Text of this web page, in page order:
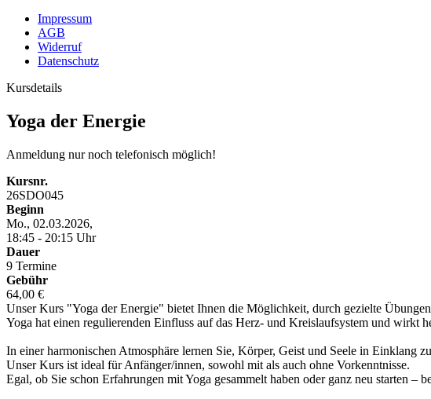
Impressum
AGB
Widerruf
Datenschutz
Kursdetails
Yoga der Energie
Anmeldung nur noch telefonisch möglich!
Kursnr.
26SDO045
Beginn
Mo., 02.03.2026,
18:45 - 20:15 Uhr
Dauer
9 Termine
Gebühr
64,00 €
Unser Kurs "Yoga der Energie" bietet Ihnen die Möglichkeit, durch gezielte
Yoga hat einen regulierenden Einfluss auf das Herz- und Kreislaufsystem und wirkt
In einer harmonischen Atmosphäre lernen Sie, Körper, Geist und Seele in Einklang
Unser Kurs ist ideal für Anfänger/innen, sowohl mit als auch ohne Vorkenntnisse.
Egal, ob Sie schon Erfahrungen mit Yoga gesammelt haben oder ganz neu starten